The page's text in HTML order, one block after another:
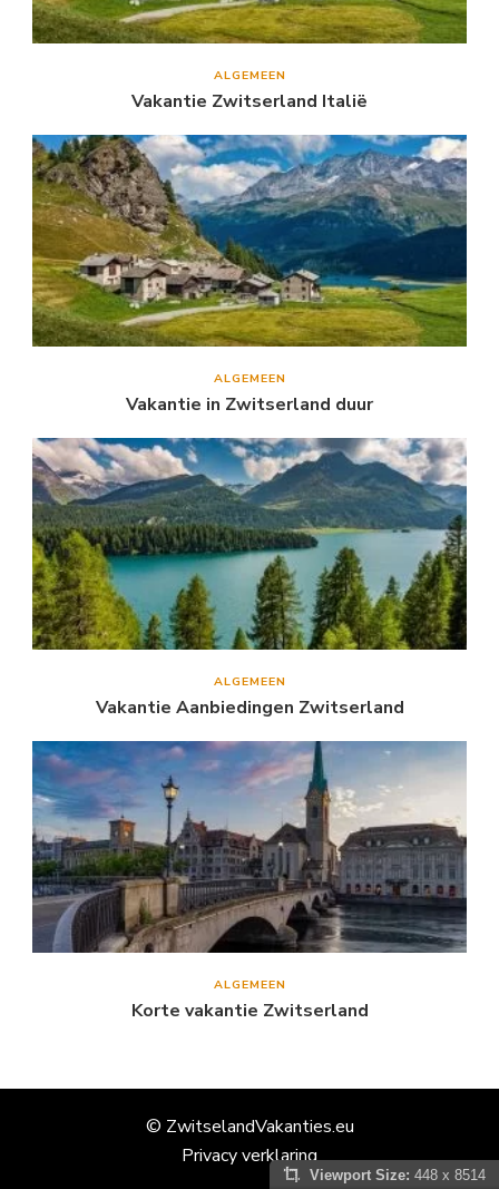
ALGEMEEN
Vakantie Zwitserland Italië
ALGEMEEN
Vakantie in Zwitserland duur
ALGEMEEN
Vakantie Aanbiedingen Zwitserland
ALGEMEEN
Korte vakantie Zwitserland
© ZwitselandVakanties.eu
Privacy verklaring
Viewport Size: 448 x 8514